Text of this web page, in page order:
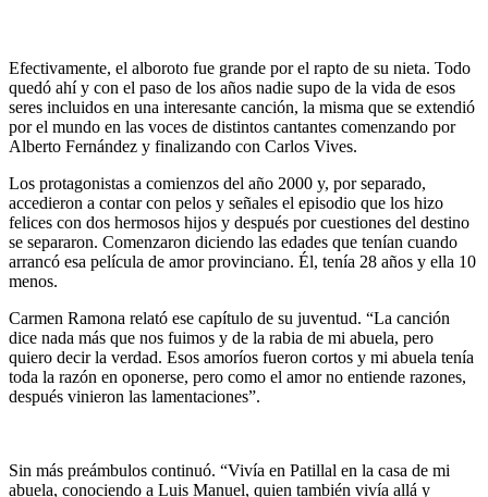
Efectivamente, el alboroto fue grande por el rapto de su nieta. Todo
quedó ahí y con el paso de los años nadie supo de la vida de esos
seres incluidos en una interesante canción, la misma que se extendió
por el mundo en las voces de distintos cantantes comenzando por
Alberto Fernández y finalizando con Carlos Vives.
Los protagonistas a comienzos del año 2000 y, por separado,
accedieron a contar con pelos y señales el episodio que los hizo
felices con dos hermosos hijos y después por cuestiones del destino
se separaron. Comenzaron diciendo las edades que tenían cuando
arrancó esa película de amor provinciano. Él, tenía 28 años y ella 10
menos.
Carmen Ramona relató ese capítulo de su juventud. “La canción
dice nada más que nos fuimos y de la rabia de mi abuela, pero
quiero decir la verdad. Esos amoríos fueron cortos y mi abuela tenía
toda la razón en oponerse, pero como el amor no entiende razones,
después vinieron las lamentaciones”.
Sin más preámbulos continuó. “Vivía en Patillal en la casa de mi
abuela, conociendo a Luis Manuel, quien también vivía allá y